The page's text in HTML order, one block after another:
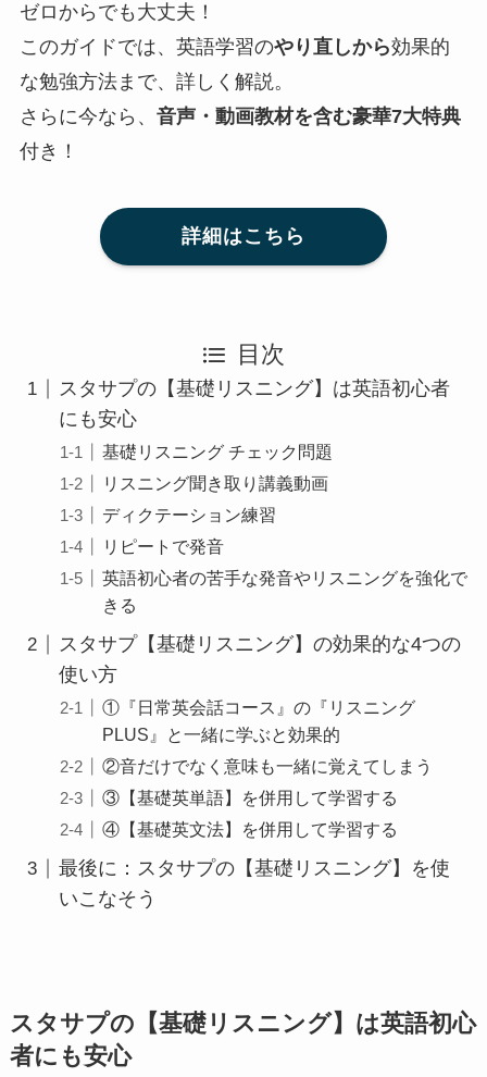
ゼロからでも大丈夫！
このガイドでは、英語学習のやり直しから効果的
な勉強方法まで、詳しく解説。
さらに今なら、 音声・動画教材を含む豪華7大特典
付き！
詳細はこちら
目次
スタサプの【基礎リスニング】は英語初心者
にも安心
基礎リスニング チェック問題
リスニング聞き取り講義動画
ディクテーション練習
リピートで発音
英語初心者の苦手な発音やリスニングを強化で
きる
スタサプ【基礎リスニング】の効果的な4つの
使い方
①『日常英会話コース』の『リスニング
PLUS』と一緒に学ぶと効果的
②音だけでなく意味も一緒に覚えてしまう
③【基礎英単語】を併用して学習する
④【基礎英文法】を併用して学習する
最後に：スタサプの【基礎リスニング】を使
いこなそう
スタサプの【基礎リスニング】は英語初心
者にも安心